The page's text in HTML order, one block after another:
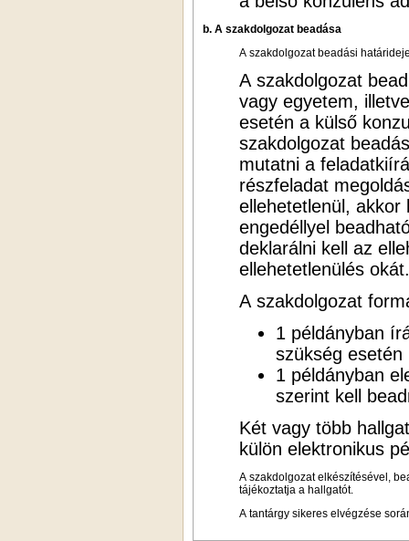
b. A szakdolgozat beadása
A szakdolgozat beadási
A szakdolgozat
vagy egyetem,
esetén a külső
szakdolgozat
mutatni a
részfeladat
ellehetetlenül, akkor
engedéllyel
deklarálni kell az
ellehetetlenülés okát.
A szakdolgozat
1 példányban
szükség esetén
1 példányban
szerint kell
Két vagy több
külön elektronikus
A szakdolgozat elkészítésével,
tájékoztatja a hallgatót.
A tantárgy sikeres elvégzése